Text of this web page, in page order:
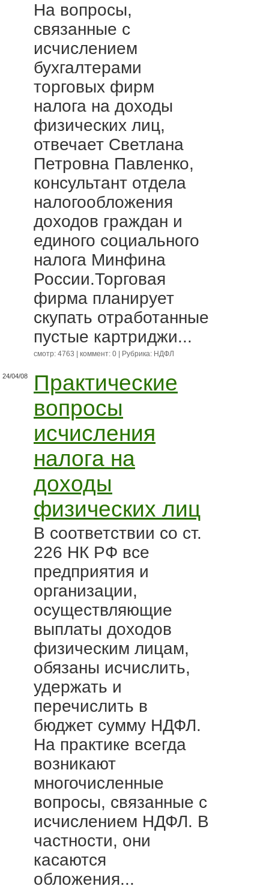
На вопросы,
связанные с
исчислением
бухгалтерами
торговых фирм
налога на доходы
физических лиц,
отвечает Светлана
Петровна Павленко,
консультант отдела
налогообложения
доходов граждан и
единого социального
налога Минфина
России.Торговая
фирма планирует
скупать отработанные
пустые картриджи...
смотр: 4763 | коммент: 0 | Рубрика: НДФЛ
24/04/08
Практические
вопросы
исчисления
налога на
доходы
физических лиц
В соответствии со ст.
226 НК РФ все
предприятия и
организации,
осуществляющие
выплаты доходов
физическим лицам,
обязаны исчислить,
удержать и
перечислить в
бюджет сумму НДФЛ.
На практике всегда
возникают
многочисленные
вопросы, связанные с
исчислением НДФЛ. В
частности, они
касаются
обложения...